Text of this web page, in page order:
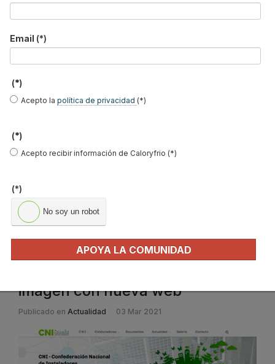
de marzo la frase famosa de “¿por qué hay tan pocas mujeres en
Está claro que las instalaciones es un sector eminentemente
masculino, hay pocas mujeres, pero el principal motivo de que
resulta atractiva para las mujeres. Es un hecho y hay que
aceptarlo. Son algunas las que empiezan los cursos de
difíciles de compaginar con la familia.
Leer más ...
imagen con nueva web
Publicado en Actualidad 03 Mar 2021
Email (*)
(*)
Acepto la política de privacidad (*)
(*)
Acepto recibir información de Caloryfrio (*)
(*)
No soy un robot
APOYA LA COMUNIDAD